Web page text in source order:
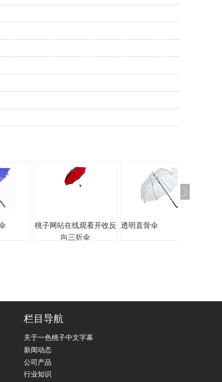
桃子网站在线观看开收反
向三折伞
透明直骨伞
栏目导航
关于一色桃子中文字幕
新闻动态
公司产品
行业知识